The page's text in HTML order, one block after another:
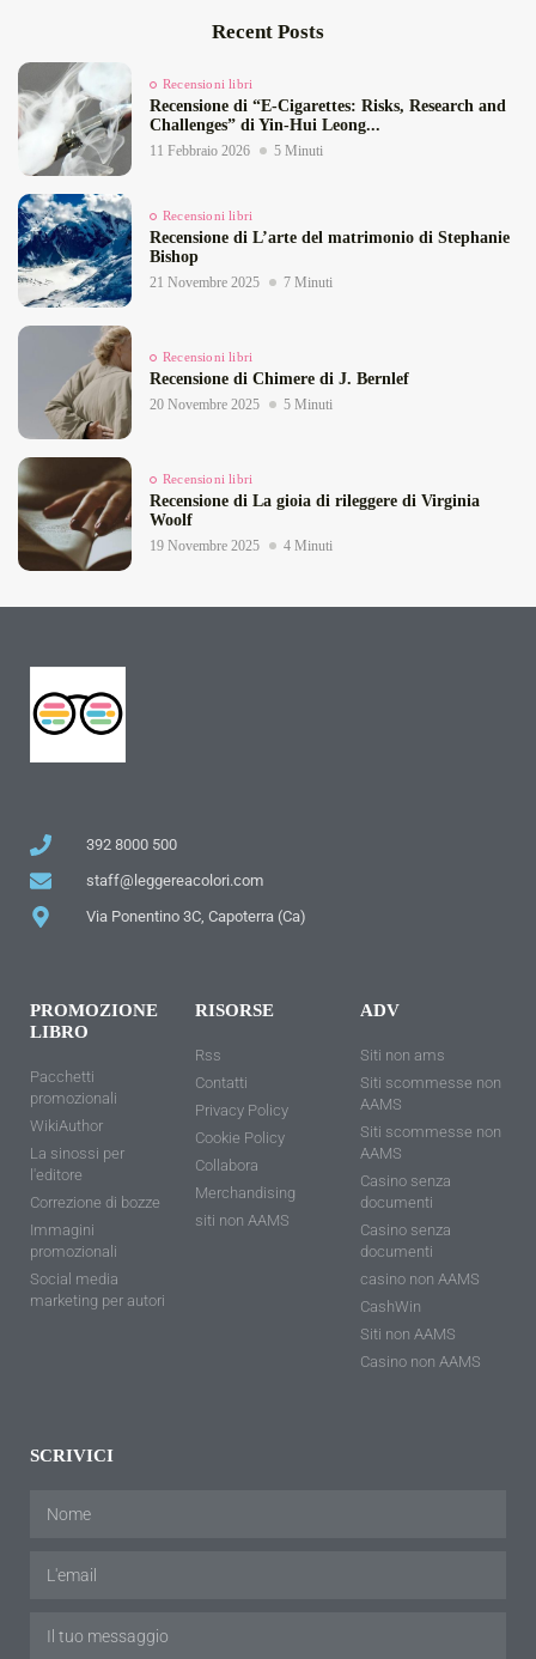
Recent Posts
Recensioni libri
Recensione di “E‑Cigarettes: Risks, Research and
Challenges” di Yin‑Hui Leong...
11 Febbraio 2026 5 Minuti
Recensioni libri
Recensione di L’arte del matrimonio di Stephanie
Bishop
21 Novembre 2025 7 Minuti
Recensioni libri
Recensione di Chimere di J. Bernlef
20 Novembre 2025 5 Minuti
Recensioni libri
Recensione di La gioia di rileggere di Virginia
Woolf
19 Novembre 2025 4 Minuti
392 8000 500
staff@leggereacolori.com
Via Ponentino 3C, Capoterra (Ca)
PROMOZIONE
LIBRO
Pacchetti
promozionali
WikiAuthor
La sinossi per
l'editore
Correzione di bozze
Immagini
promozionali
Social media
marketing per autori
RISORSE
Rss
Contatti
Privacy Policy
Cookie Policy
Collabora
Merchandising
siti non AAMS
ADV
Siti non ams
Siti scommesse non
AAMS
Siti scommesse non
AAMS
Casino senza
documenti
Casino senza
documenti
casino non AAMS
CashWin
Siti non AAMS
Casino non AAMS
SCRIVICI